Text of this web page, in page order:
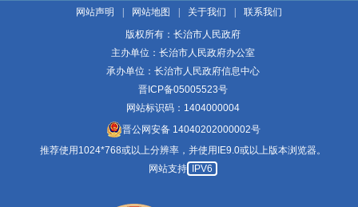
网站声明 网站地图 关于我们
联系我们
版权所有：长治市人民政府
主办单位：长治市人民政府办公室
承办单位：长治市人民政府信息中心
晋ICP备05005523号
网站标识码：1404000004
晋公网安备 14040202000002号
推荐使用1024*768或以上分辨率，并使用IE9.0或以上版本浏览器。
网站支持
IPV6